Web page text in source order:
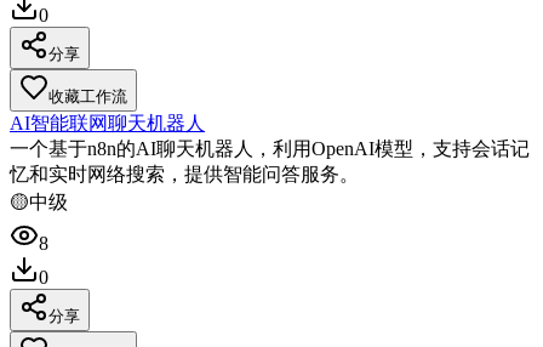
0
分享
收藏工作流
AI智能联网聊天机器人
一个基于n8n的AI聊天机器人，利用OpenAI模型，支持会话记
忆和实时网络搜索，提供智能问答服务。
🟡中级
8
0
分享